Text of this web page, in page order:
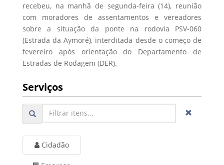
recebeu, na manhã de segunda-feira (14), reunião
com moradores de assentamentos e vereadores
sobre a situação da ponte na rodovia PSV-060
(Estrada da Aymoré), interditada desde o começo de
fevereiro após orientação do Departamento de
Estradas de Rodagem (DER).
Serviços
Cidadão